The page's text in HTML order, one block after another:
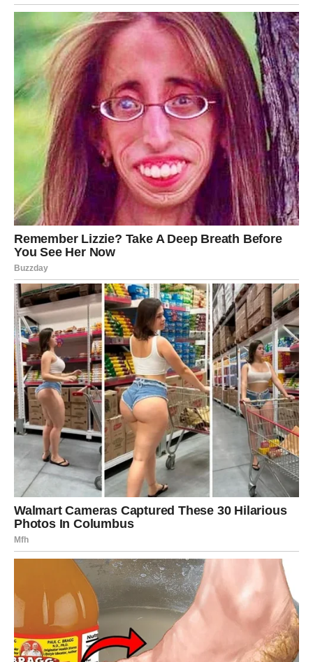
Ako si slobodan, privlačiš poglede i lako možeš ući u
flert. Ali pravo pitanje je: da li ti neko nudi dubinu, ili samo
uzbuđenje? Danas ti zvezde šalju osobu koja može
probuditi emociju – ali samo ako spustiš ego i pokažeš
srce.
Ljubavna poruka dana:Najveća moć je kada se usudiš da
budeš nežan.
DEVICA – LJUBAV DOLAZI KROZ
DELA, NE OBEĆANJA
Devica danas ne traži bajku. Traži mir. Traži stabilnost.
Traži istinu. U tebi se budi potreba da razumeš gde stojiš
i da prestaneš da gubiš vreme na nejasne priče.
Ako si u vezi, subota donosi priliku da se razjasne sitnice
koje su se gomilale. Devica često ćuti, pa se nakupi.
Danas je dan da se kaže ono što treba – bez kritike, ali sa
jasnoćom. Partner će te više poštovati kada vidi da znaš
svoje granice.
Ako si slobodan, neko ti se približava polako. Možda ti ne
deluje dramatično, ali upravo tu leži šansa. Devici ne
treba “vatromet” ako iza njega nema stabilnosti. Danas se
može pojaviti neko ko donosi ozbiljnu energiju.
Ljubavna poruka dana:Ljubav nije stres – ljubav je
sigurnost.
VAGA – VIŠE NE MOŽEŠ DA
BALANSIRAŠ TUĐU
NEODLUČNOST